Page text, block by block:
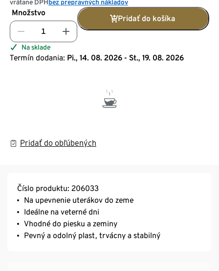
vrátane DPHbez prepravných nákladov
Množstvo
Pridať do košíka
Na sklade
Termín dodania: Pi., 14. 08. 2026 - St., 19. 08. 2026
Pridať do obľúbených
Číslo produktu: 206033
Na upevnenie uterákov do zeme
Ideálne na veterné dni
Vhodné do piesku a zeminy
Pevný a odolný plast, trvácny a stabilný